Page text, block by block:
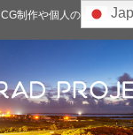
CG制作や個人の雑記ブログ